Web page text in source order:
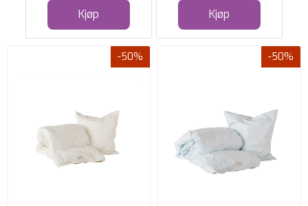
Kjøp Kjøp
-50% -50%